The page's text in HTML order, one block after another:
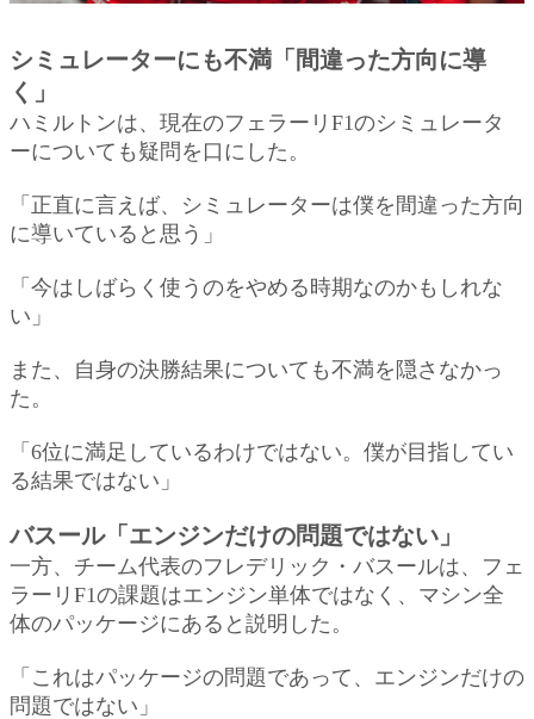
シミュレーターにも不満「間違った方向に導
く」
ハミルトンは、現在のフェラーリF1のシミュレータ
ーについても疑問を口にした。
「正直に言えば、シミュレーターは僕を間違った方向
に導いていると思う」
「今はしばらく使うのをやめる時期なのかもしれな
い」
また、自身の決勝結果についても不満を隠さなかっ
た。
「6位に満足しているわけではない。僕が目指してい
る結果ではない」
バスール「エンジンだけの問題ではない」
一方、チーム代表のフレデリック・バスールは、フェ
ラーリF1の課題はエンジン単体ではなく、マシン全
体のパッケージにあると説明した。
「これはパッケージの問題であって、エンジンだけの
問題ではない」